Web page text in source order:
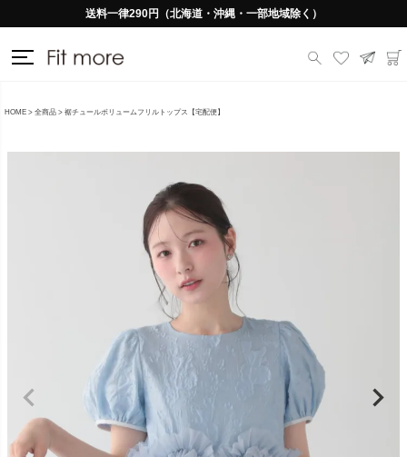
送料一律290円（北海道・沖縄・一部地域除く）
HOME 全商品 裾チュールボリュームフリルトップス【宅配便】